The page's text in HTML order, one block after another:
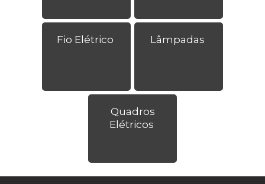
Fio Elétrico Lâmpadas
Quadros
Elétricos